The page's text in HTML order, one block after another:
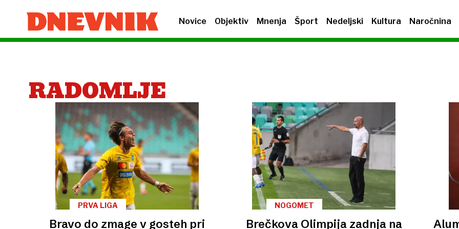
Novice Objektiv Mnenja Šport Nedeljski Kultura Naročnina
RADOMLJE
PRVA LIGA
Bravo do zmage v gosteh pri
NOGOMET
Brečkova Olimpija zadnja na